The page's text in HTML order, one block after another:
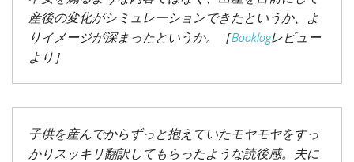
産後の変化がシミュレーションできたというか、よ
りイメージが深まったというか。［Booklogレビュー
より］
子供を産んでからずっと抱えていたモヤモヤをすっ
かりスッキリ翻訳してもらったような読後感。夫に